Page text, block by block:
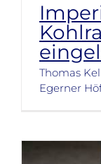
Thomas
Egerner